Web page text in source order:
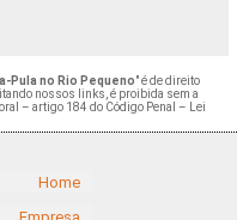
Pula no Rio Pequeno" é de direito
nossos links, é proibida sem a
– artigo 184 do Código Penal –
Lei
Home